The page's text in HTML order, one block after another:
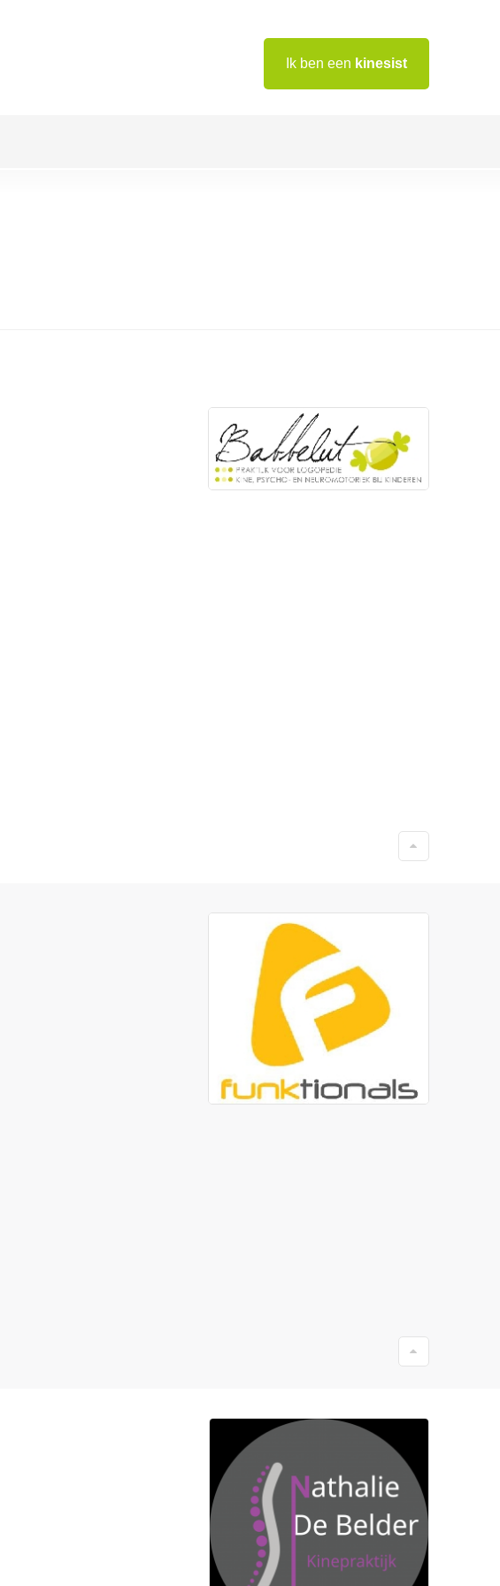
Ik ben een kinesist